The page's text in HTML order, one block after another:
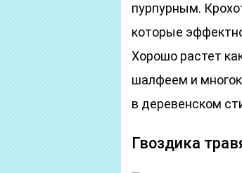
пурпурным.
которые
Хорошо растет
шалфеем и
в деревенском
Гвоздика